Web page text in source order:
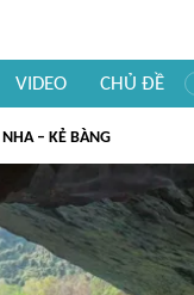
VIDEO CHỦ ĐỀ
– KẺ BÀNG